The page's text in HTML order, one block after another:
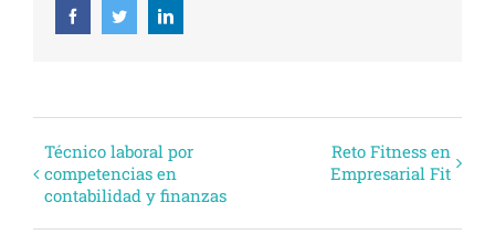
FacebookTwitterLinkedin
Evento
Navegación
Técnico laboral por
competencias en
contabilidad y finanzas
Reto Fitness en
Empresarial Fit